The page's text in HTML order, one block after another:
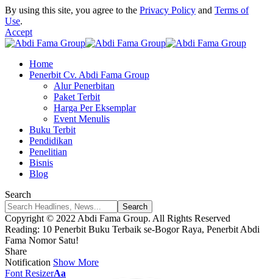
By using this site, you agree to the Privacy Policy and Terms of
Use.
Accept
Home
Penerbit Cv. Abdi Fama Group
Alur Penerbitan
Paket Terbit
Harga Per Eksemplar
Event Menulis
Buku Terbit
Pendidikan
Penelitian
Bisnis
Blog
Search
Copyright © 2022 Abdi Fama Group. All Rights Reserved
Reading: 10 Penerbit Buku Terbaik se-Bogor Raya, Penerbit Abdi
Fama Nomor Satu!
Share
Notification Show More
Font ResizerAa